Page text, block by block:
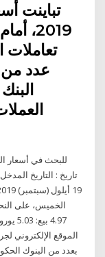
2019،
تعاملات
عدد من
للبحث في أسعار
تاريخ : التاريخ
الموقع الإلكتروني